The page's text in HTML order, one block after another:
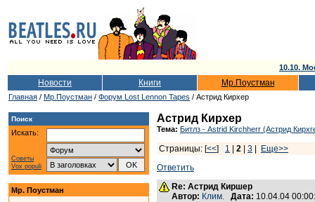
10.10.
Новости Книги Мр.Поустман
Главная / Мр.Поустман / Форум Lost Lennon Tapes / Астрид Кирхер
Поиск
Искать:
Советы
Vox populi
Мр. Поустман
Астрид Кирхер
Тема: Битлз - Astrid Kirchherr (Астрид
Страницы: [<<] 1 2 3
Еще>>
Ответить
Re: Астрид Киршер
Автор: Клим. Дата: 10.04.04